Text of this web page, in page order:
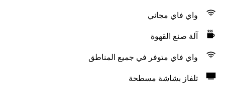
واي فاي مجاني
آلة صنع القهوة
واي فاي متوفر في جميع المناطق
تلفاز بشاشة مسطحة